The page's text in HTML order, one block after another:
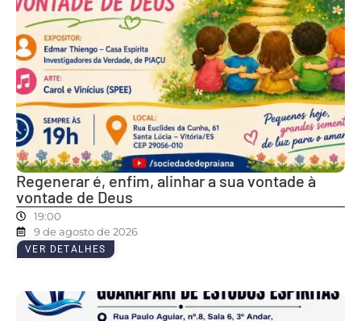
Regenerar é, enfim, alinhar a sua vontade à
vontade de Deus
19:00
9 de agosto de 2026
VER DETALHES